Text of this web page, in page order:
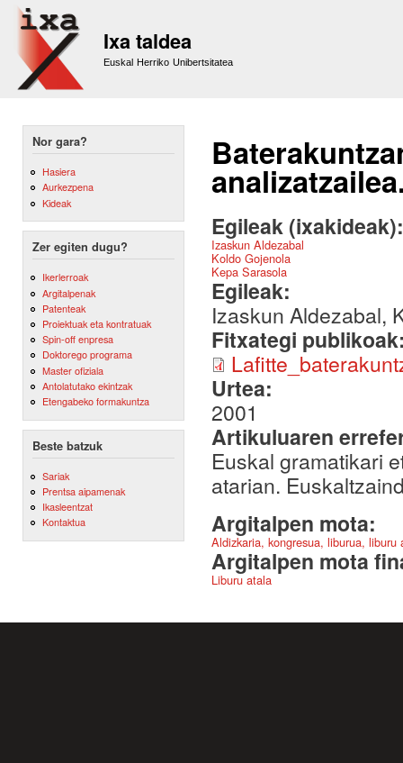
Ixa taldea
Euskal Herriko Unibertsitatea
Nor gara?
Hasiera
Aurkezpena
Kideak
Zer egiten dugu?
Ikerlerroak
Argitalpenak
Patenteak
Proiektuak eta kontratuak
Spin-off enpresa
Doktorego programa
Master ofiziala
Antolatutako ekintzak
Etengabeko formakuntza
Beste batzuk
Sariak
Prentsa aipamenak
Ikasleentzat
Kontaktua
Egileak
Izaskun Aldezabal
Koldo Gojenola
Kepa Sarasola
Egileak:
Izaskun Aldezabal,
Fitxategi
Urtea:
2001
Artikuluaren
Euskal gramatikari
atarian.
Argitalpen mota:
Aldizkaria, kongresua, liburua,
Argitalpen mota
Liburu atala